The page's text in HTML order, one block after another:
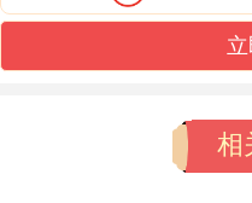
引发口舌官非。
偏财透干是丙午年相